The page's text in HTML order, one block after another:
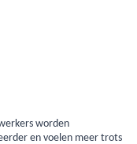
worden
en voelen meer trots